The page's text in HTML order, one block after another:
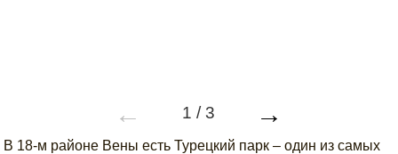
← 1 /3 →
В 18-м районе Вены есть Турецкий парк – один из самых